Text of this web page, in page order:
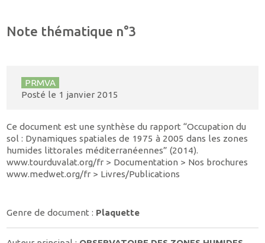
Note thématique n°3
PRMVA
Posté le 1 janvier 2015
Ce document est une synthèse du rapport “Occupation du
sol : Dynamiques spatiales de 1975 à 2005 dans les zones
humides littorales méditerranéennes” (2014).
www.tourduvalat.org/fr > Documentation > Nos brochures
www.medwet.org/fr > Livres/Publications
Genre de document : Plaquette